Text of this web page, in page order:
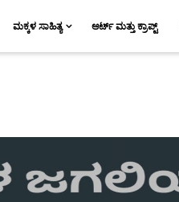
ಮಕ್ಕಳ ಸಾಹಿತ್ಯ ಆರ್ಟ್ ಮತ್ತು ಕ್ರಾಪ್ಟ್